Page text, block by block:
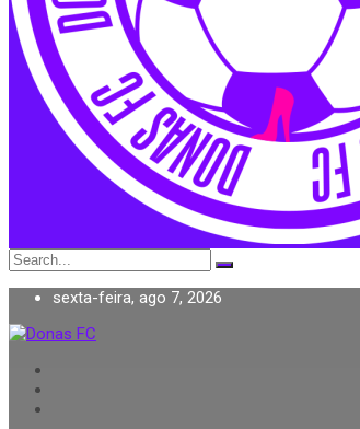
Search
for:
sexta-feira, ago 7, 2026
Donas FC